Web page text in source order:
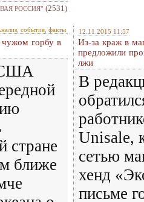
РОССИЯ" (2531)
события, факты
горбу в
стране
ближе
12.11.2015 11:57
Из-за краж в
предложили
лжи
В
Unisale,
сетью
хенд
письме